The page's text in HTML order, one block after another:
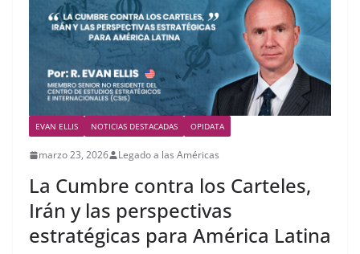
EVAN ELLIS NOTICIAS DESTACADAS OPIDATA
marzo 23, 2026 Legado a las Américas
La Cumbre contra los Carteles,
Irán y las perspectivas
estratégicas para América Latina